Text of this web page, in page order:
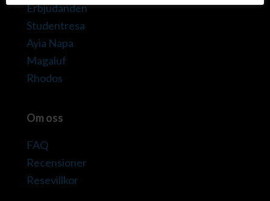
Erbjudanden
Studentresa
Ayia Napa
Magaluf
Rhodos
Om oss
FAQ
Recensioner
Resevillkor